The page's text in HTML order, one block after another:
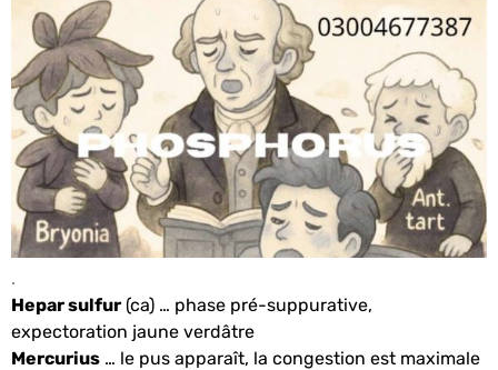
.
Hepar sulfur (ca) … phase pré-suppurative,
expectoration jaune verdâtre
Mercurius … le pus apparaît, la congestion est maximale